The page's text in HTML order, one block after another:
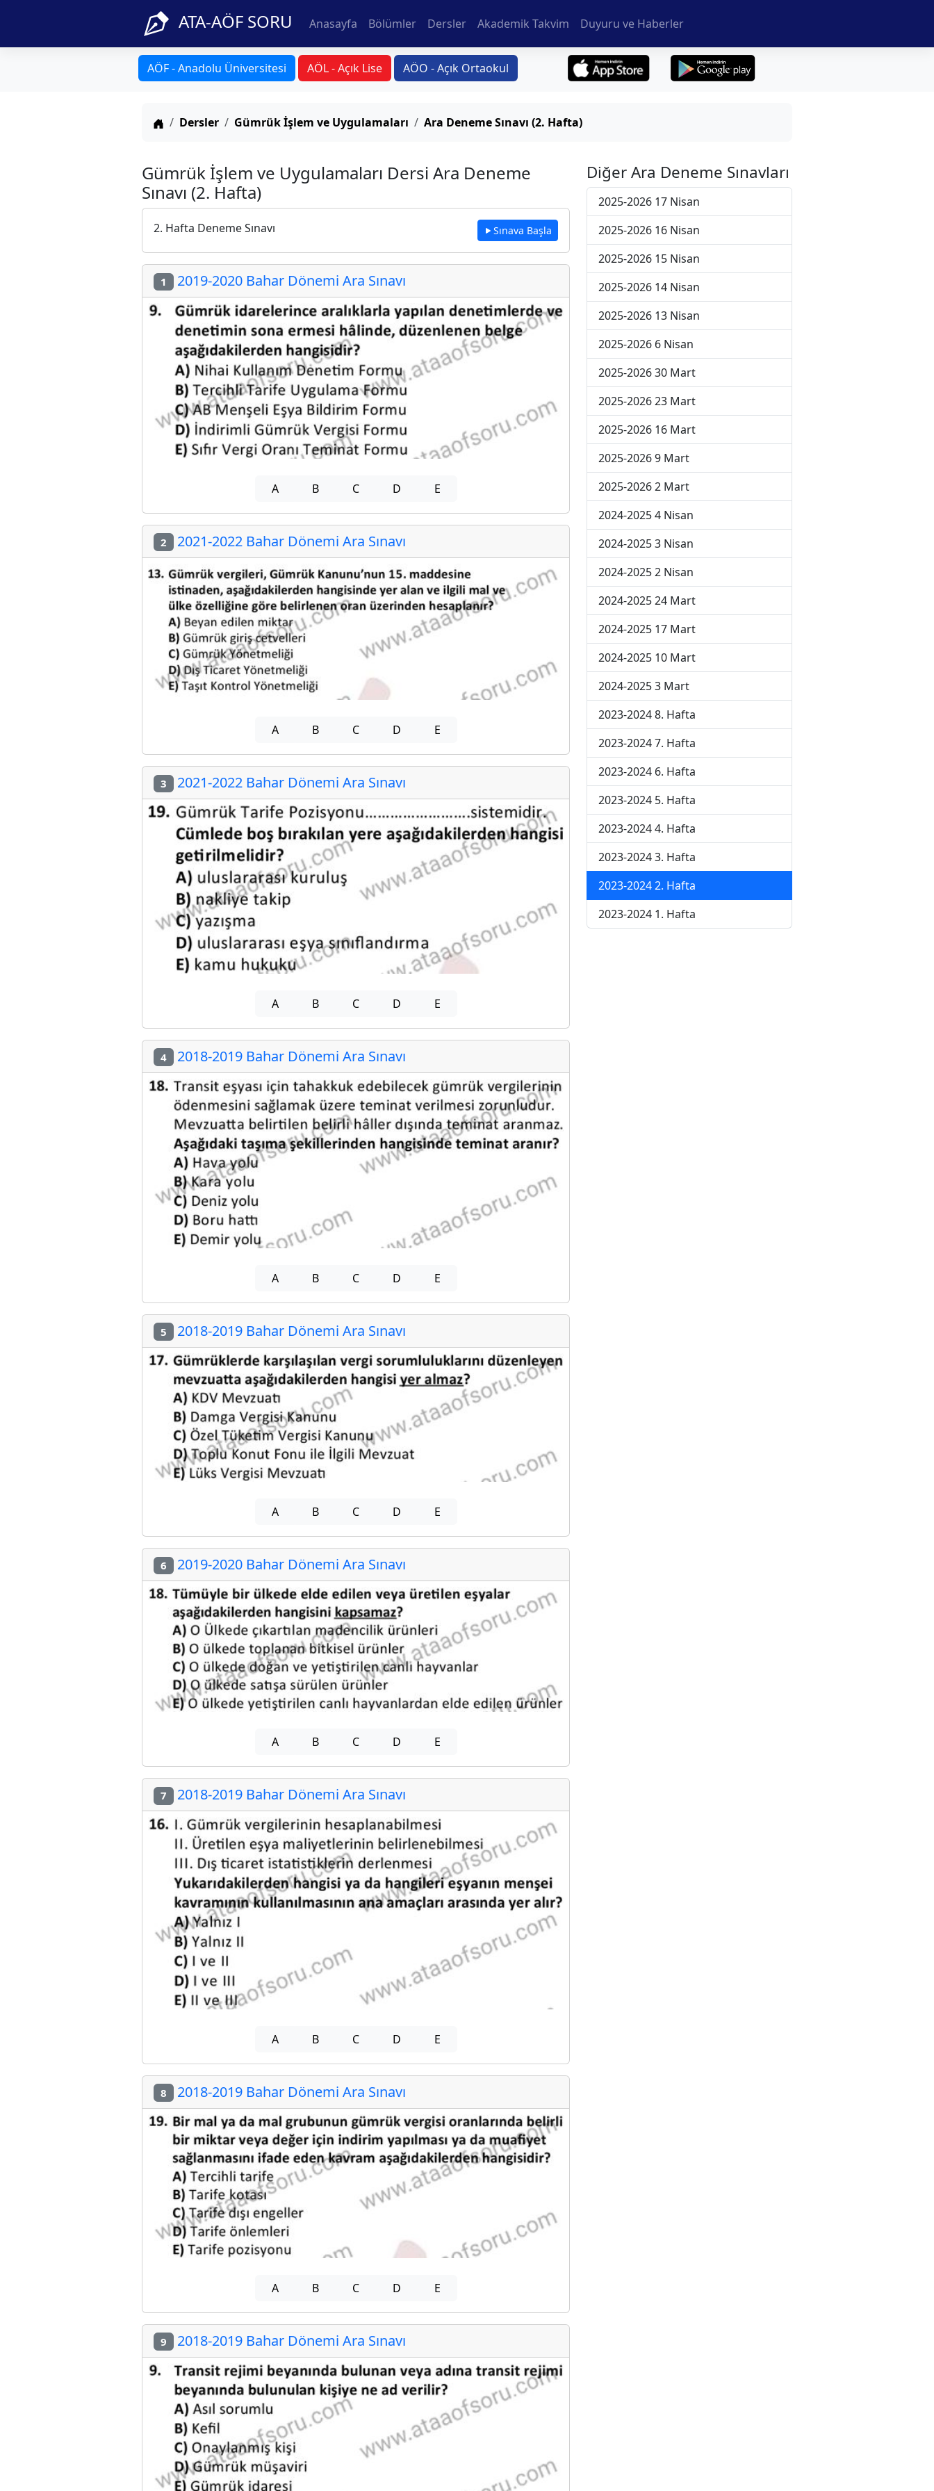
ATA-AÖF SORU Anasayfa Bölümler Dersler Akademik Takvim Duyuru ve Haberler
AÖF - Anadolu Üniversitesi AÖL - Açık Lise AÖO - Açık Ortaokul
Anasayfa
Dersler Gümrük İşlem ve Uygulamaları Ara Deneme Sınavı (2. Hafta)
Gümrük İşlem ve Uygulamaları Dersi Ara Deneme
Sınavı (2. Hafta)
2. Hafta Deneme Sınavı Sınava Başla
1 2019-2020 Bahar Dönemi Ara Sınavı
A B C D E
2 2021-2022 Bahar Dönemi Ara Sınavı
A B C D E
3 2021-2022 Bahar Dönemi Ara Sınavı
A B C D E
4 2018-2019 Bahar Dönemi Ara Sınavı
A B C D E
5 2018-2019 Bahar Dönemi Ara Sınavı
A B C D E
6 2019-2020 Bahar Dönemi Ara Sınavı
A B C D E
7 2018-2019 Bahar Dönemi Ara Sınavı
A B C D E
8 2018-2019 Bahar Dönemi Ara Sınavı
A B C D E
9 2018-2019 Bahar Dönemi Ara Sınavı
Diğer Ara Deneme Sınavları
2025-2026 17 Nisan
2025-2026 16 Nisan
2025-2026 15 Nisan
2025-2026 14 Nisan
2025-2026 13 Nisan
2025-2026 6 Nisan
2025-2026 30 Mart
2025-2026 23 Mart
2025-2026 16 Mart
2025-2026 9 Mart
2025-2026 2 Mart
2024-2025 4 Nisan
2024-2025 3 Nisan
2024-2025 2 Nisan
2024-2025 24 Mart
2024-2025 17 Mart
2024-2025 10 Mart
2024-2025 3 Mart
2023-2024 8. Hafta
2023-2024 7. Hafta
2023-2024 6. Hafta
2023-2024 5. Hafta
2023-2024 4. Hafta
2023-2024 3. Hafta
2023-2024 2. Hafta
2023-2024 1. Hafta